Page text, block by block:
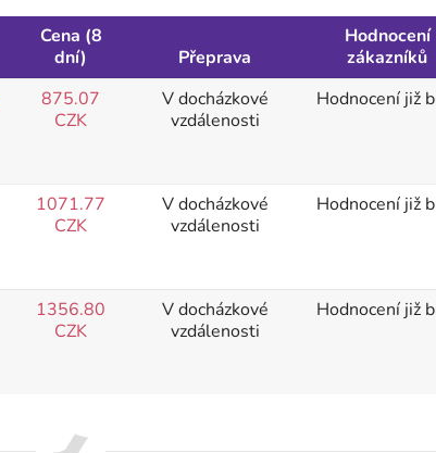
Cena (8
dní)
Přeprava
Hodnocení
zákazníků
875.07
CZK
V docházkové
vzdálenosti
Hodnocení již
1071.77
CZK
V docházkové
vzdálenosti
Hodnocení již
1356.80
CZK
V docházkové
vzdálenosti
Hodnocení již